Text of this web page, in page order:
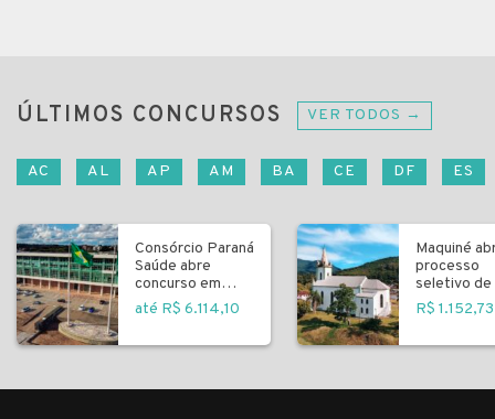
ÚLTIMOS CONCURSOS VER TODOS →
AC AL AP AM BA CE DF ES
Consórcio Paraná
Saúde abre
concurso em
Curitiba
até R$ 6.114,10
Maquiné
processo
seletivo de
R$ 1.152,73